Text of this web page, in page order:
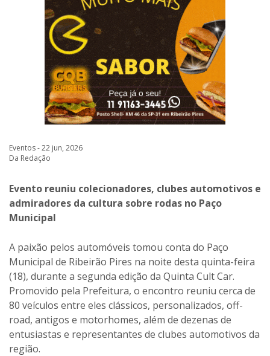
Eventos - 22 jun, 2026
Da Redação
Evento reuniu colecionadores, clubes automotivos e
admiradores da cultura sobre rodas no Paço
Municipal
A paixão pelos automóveis tomou conta do Paço
Municipal de Ribeirão Pires na noite desta quinta-feira
(18), durante a segunda edição da Quinta Cult Car.
Promovido pela Prefeitura, o encontro reuniu cerca de
80 veículos entre eles clássicos, personalizados, off-
road, antigos e motorhomes, além de dezenas de
entusiastas e representantes de clubes automotivos da
região.